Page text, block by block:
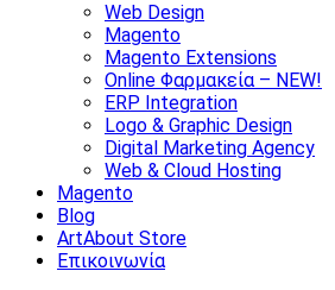
Web Design
Magento
Magento Extensions
Online Φαρμακεία – NEW!
ERP Integration
Logo & Graphic Design
Digital Marketing Agency
Web & Cloud Hosting
Magento
Blog
ArtAbout Store
Επικοινωνία